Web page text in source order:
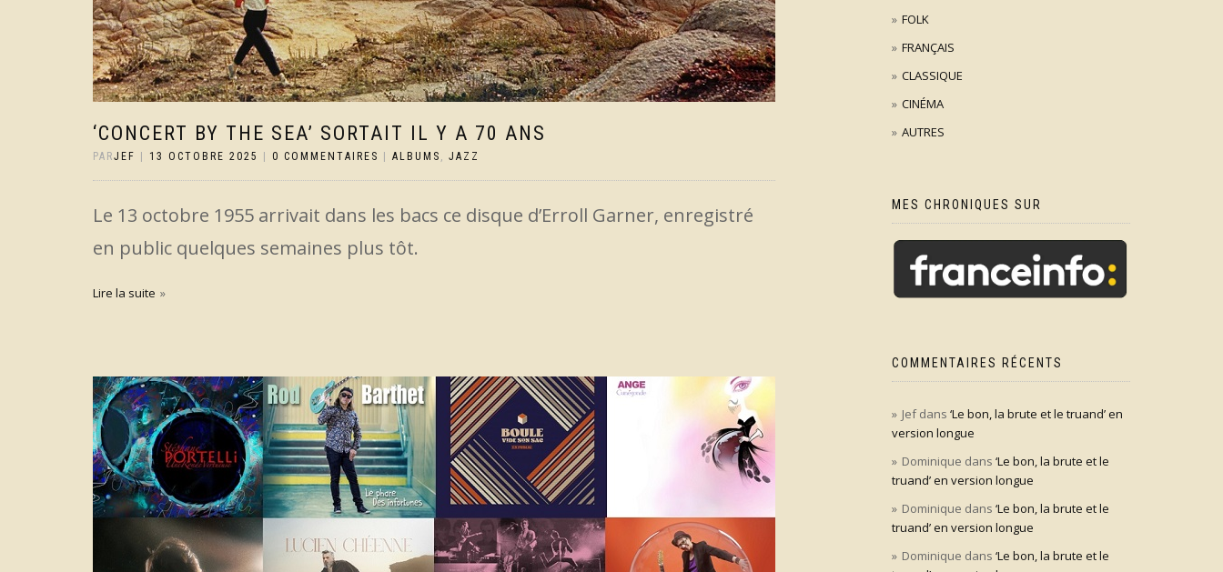
‘CONCERT BY THE SEA’ SORTAIT IL Y A 70 ANS
PARJEF 13 OCTOBRE 2025 0 COMMENTAIRES ALBUMS , JAZZ
Le 13 octobre 1955 arrivait dans les bacs ce disque d’Erroll Garner, enregistré
en public quelques semaines plus tôt.
Lire la suite
FOLK
FRANÇAIS
CLASSIQUE
CINÉMA
AUTRES
MES CHRONIQUES SUR
COMMENTAIRES RÉCENTS
Jefdans ‘Le bon, la brute et le truand’ en
version longue
Dominique dans ‘Le bon, la brute et le
truand’ en version longue
Dominique dans ‘Le bon, la brute et le
truand’ en version longue
Dominique dans ‘Le bon, la brute et le